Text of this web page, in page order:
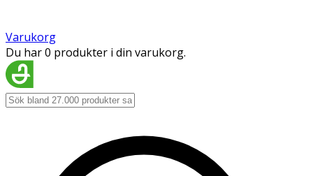
Varukorg
Du har 0 produkter i din varukorg.